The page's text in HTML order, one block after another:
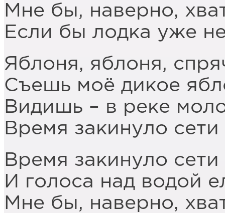
Мне бы, наверно,
Если бы лодка уже
Яблоня, яблоня,
Съешь моё дикое
Видишь – в реке
Время закинуло
Время закинуло
И голоса над водой
Мне бы, наверно,